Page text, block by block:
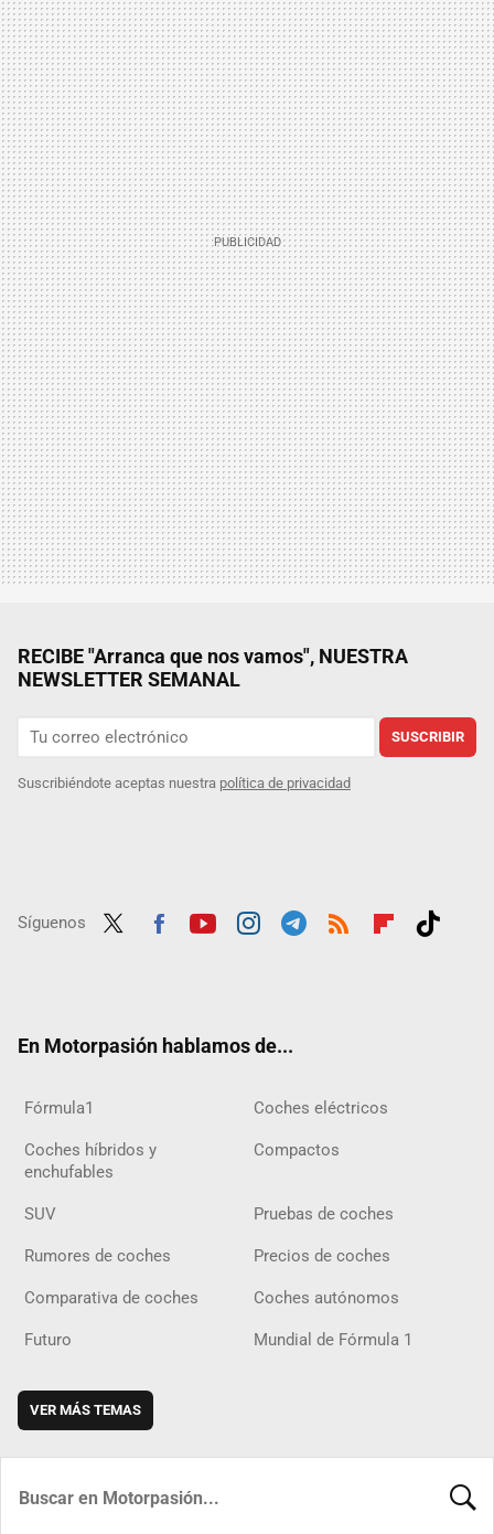
RECIBE "Arranca que nos vamos", NUESTRA
NEWSLETTER SEMANAL
SUSCRIBIR
Suscribiéndote aceptas nuestra política de privacidad
Síguenos
En Motorpasión hablamos de...
Fórmula1 Coches eléctricos
Coches híbridos y
enchufables
Compactos
SUV Pruebas de coches
Rumores de coches Precios de coches
Comparativa de coches Coches autónomos
Futuro Mundial de Fórmula 1
VER MÁS TEMAS